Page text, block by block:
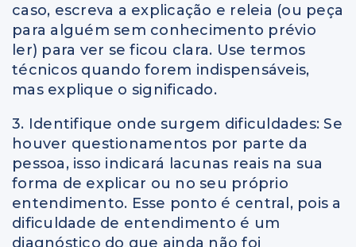
caso, escreva a explicação e releia (ou peça
para alguém sem conhecimento prévio
ler) para ver se ficou clara. Use termos
técnicos quando forem indispensáveis,
mas explique o significado.
3. Identifique onde surgem dificuldades: Se
houver questionamentos por parte da
pessoa, isso indicará lacunas reais na sua
forma de explicar ou no seu próprio
entendimento. Esse ponto é central, pois a
dificuldade de entendimento é um
diagnóstico do que ainda não foi